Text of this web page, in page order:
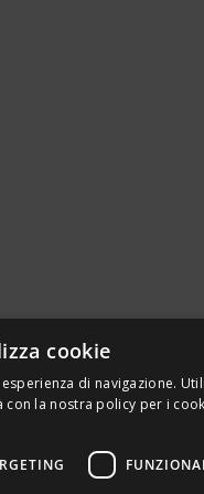
cookie
di navigazione.
la nostra policy per i